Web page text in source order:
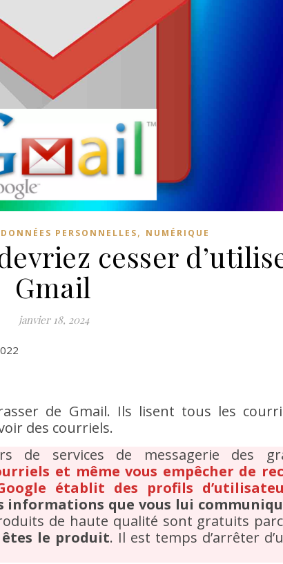
DONNÉES PERSONNELLES, NUMÉRIQUE
cesser
Gmail
janvier 18, 2024
de Gmail. Ils lisent tous les
des courriels.
de services de messagerie des
et même vous empêcher de
établit des profils
informations que vous lui
de haute qualité sont gratuits
êtes le produit. Il est temps d’arrêter